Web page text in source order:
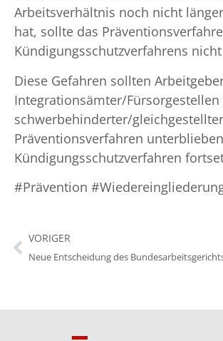
Arbeitsverhältnis noch nicht
hat, sollte das
Kündigungsschutzverfahrens
Diese Gefahren sollten
Integrationsämter/
schwerbehinderter/
Präventionsverfahren
Kündigungsschutzverfahren
#Prävention
VORIGER
Neue Entscheidung des